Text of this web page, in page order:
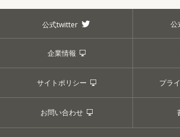
公式twitter 公
企業情報
サイトポリシー プラ
お問い合わせ